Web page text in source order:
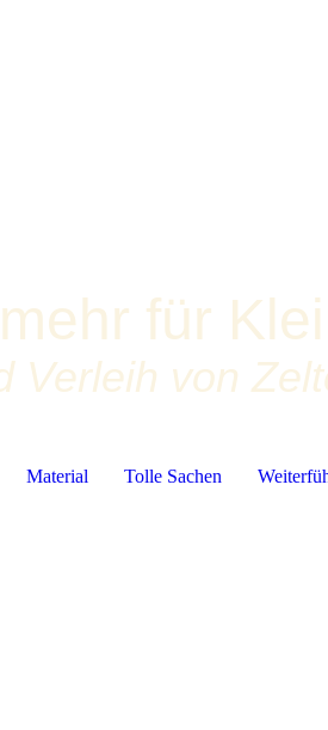
für
Verleih von
Material Tolle Sachen